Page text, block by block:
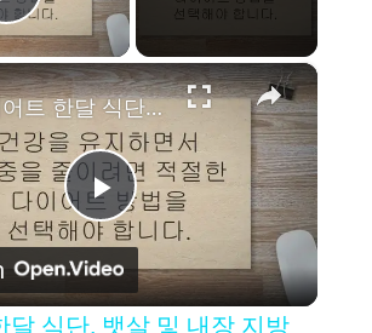
Play Video
×
P
l
다이어트 한달 식단, 뱃살 및 내장 지방 빼는 법!
달 식단, 뱃살 및 내장 지방